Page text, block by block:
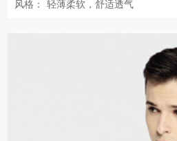
风格： 轻薄柔软，舒适透气